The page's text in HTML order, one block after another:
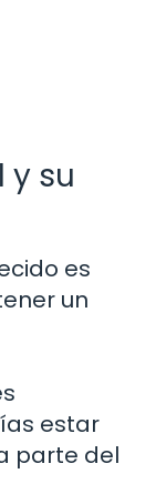
y su
es
un
estar
parte del